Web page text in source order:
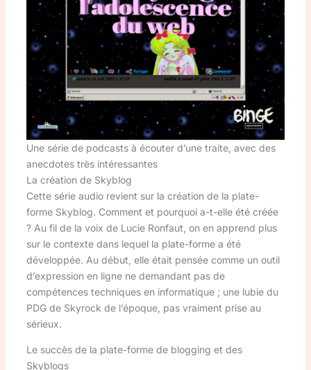
Une série de podcasts à écouter d’une traite, avec des
anecdotes très intéressantes
La création de Skyblog
Cette série audio revient sur la création de la plate-
forme Skyblog. Comment et pourquoi a-t-elle été créée
? Au fil de la voix de Lucie Ronfaut, on en apprend plus
sur le contexte dans lequel la plate-forme a été
développée. Au début, elle était pensée comme un outil
d’expression en ligne ne demandant pas de
compétences techniques en informatique ; une lubie du
PDG de Skyrock de l’époque, pas vraiment prise au
sérieux.
Le succès de la plate-forme de blogging et des
Skyblogs